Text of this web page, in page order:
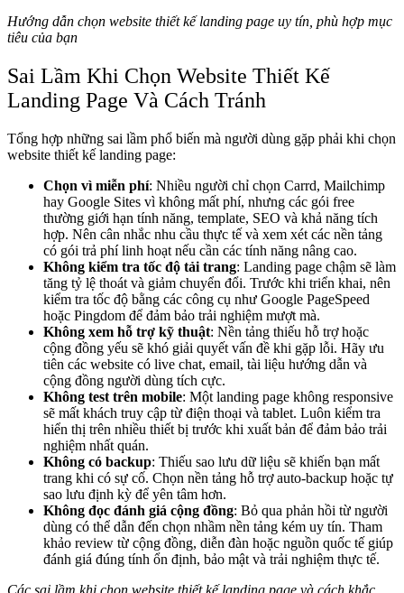
Hướng dẫn chọn website thiết kế landing page uy tín, phù hợp mục
tiêu của bạn
Sai Lầm Khi Chọn Website Thiết Kế
Landing Page Và Cách Tránh
Tổng hợp những sai lầm phổ biến mà người dùng gặp phải khi chọn
website thiết kế landing page:
Chọn vì miễn phí: Nhiều người chỉ chọn Carrd, Mailchimp
hay Google Sites vì không mất phí, nhưng các gói free
thường giới hạn tính năng, template, SEO và khả năng tích
hợp. Nên cân nhắc nhu cầu thực tế và xem xét các nền tảng
có gói trả phí linh hoạt nếu cần các tính năng nâng cao.
Không kiểm tra tốc độ tải trang: Landing page chậm sẽ làm
tăng tỷ lệ thoát và giảm chuyển đổi. Trước khi triển khai, nên
kiểm tra tốc độ bằng các công cụ như Google PageSpeed
hoặc Pingdom để đảm bảo trải nghiệm mượt mà.
Không xem hỗ trợ kỹ thuật: Nền tảng thiếu hỗ trợ hoặc
cộng đồng yếu sẽ khó giải quyết vấn đề khi gặp lỗi. Hãy ưu
tiên các website có live chat, email, tài liệu hướng dẫn và
cộng đồng người dùng tích cực.
Không test trên mobile: Một landing page không responsive
sẽ mất khách truy cập từ điện thoại và tablet. Luôn kiểm tra
hiển thị trên nhiều thiết bị trước khi xuất bản để đảm bảo trải
nghiệm nhất quán.
Không có backup: Thiếu sao lưu dữ liệu sẽ khiến bạn mất
trang khi có sự cố. Chọn nền tảng hỗ trợ auto-backup hoặc tự
sao lưu định kỳ để yên tâm hơn.
Không đọc đánh giá cộng đồng: Bỏ qua phản hồi từ người
dùng có thể dẫn đến chọn nhầm nền tảng kém uy tín. Tham
khảo review từ cộng đồng, diễn đàn hoặc nguồn quốc tế giúp
đánh giá đúng tính ổn định, bảo mật và trải nghiệm thực tế.